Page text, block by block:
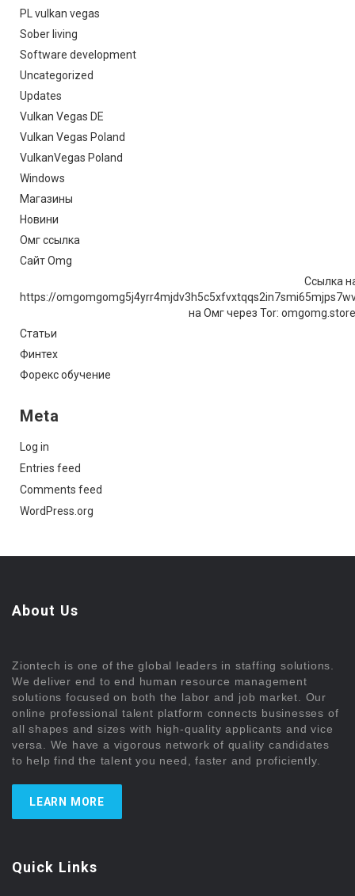
PL vulkan vegas
Sober living
Software development
Uncategorized
Updates
Vulkan Vegas DE
Vulkan Vegas Poland
VulkanVegas Poland
Windows
Магазины
Новини
Омг ссылка
Сайт Omg
Ссылка
https://
на Омг через Tor:
Статьи
Финтех
Форекс обучение
Meta
Log in
Entries feed
Comments feed
WordPress.org
About Us
Ziontech is one of the global leaders in staffing solutions.
We deliver end to end human resource management
solutions focused on both the labor and job market. Our
online professional talent platform connects businesses of
all shapes and sizes with high-quality applicants and vice
versa. We have a vigorous network of quality candidates
to help find the talent you need, faster and proficiently.
LEARN MORE
Quick Links